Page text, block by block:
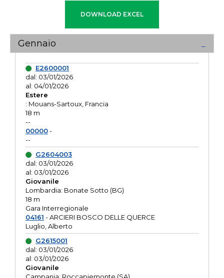
Gennaio
E2600001
dal: 03/01/2026
al: 04/01/2026
Estere
: Mouans-Sartoux, Francia
18 m
--
00000-
--
G2604003
dal: 03/01/2026
al: 03/01/2026
Giovanile
Lombardia: Bonate Sotto (BG)
18 m
Gara Interregionale
04161 - ARCIERI BOSCO DELLE QUERCE
Luglio, Alberto
G2615001
dal: 03/01/2026
al: 03/01/2026
Giovanile